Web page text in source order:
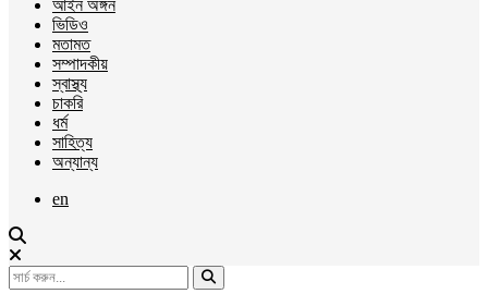
আইন অঙ্গন
ভিডিও
মতামত
সম্পাদকীয়
স্বাস্থ্য
চাকরি
ধর্ম
সাহিত্য
অন্যান্য
en